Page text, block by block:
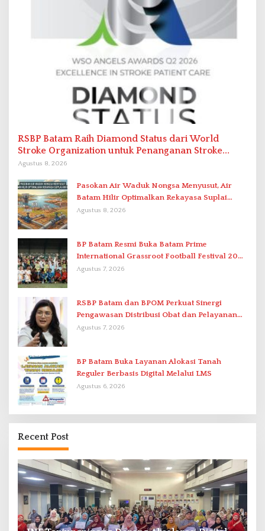
RSBP Batam Raih Diamond Status dari World
Stroke Organization untuk Penanganan Stroke
Berstandar Internasional
Agustus 8, 2026
Pasokan Air Waduk Nongsa Menyusut, Air
Batam Hilir Optimalkan Rekayasa Suplai
Antar-IPAM
Agustus 8, 2026
BP Batam Resmi Buka Batam Prime
International Grassroot Football Festival 2026
di Stadion Temenggung Abdul Jamal
Agustus 7, 2026
RSBP Batam dan BPOM Perkuat Sinergi
Pengawasan Distribusi Obat dan Pelayanan
Kefarmasian
Agustus 7, 2026
BP Batam Buka Layanan Alokasi Tanah
Reguler Berbasis Digital Melalui LMS
Agustus 6, 2026
Recent Post